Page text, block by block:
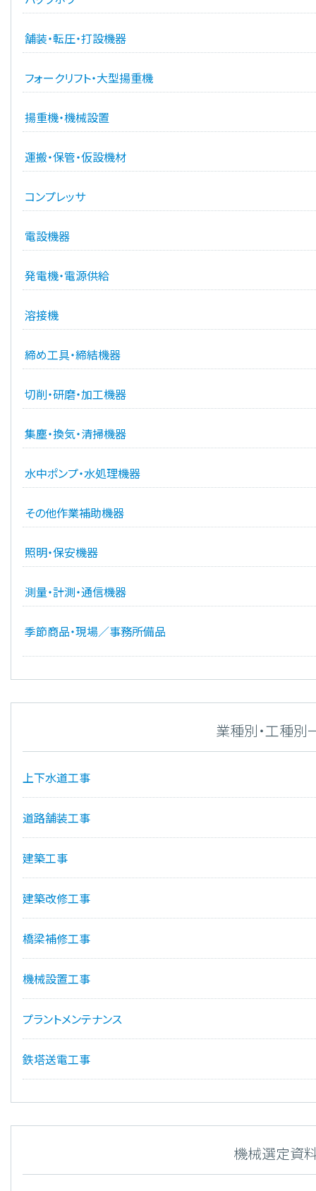
舗装・転圧・打設機器
フォークリフト・大型揚重機
揚重機・機械設置
運搬・保管・仮設機材
コンプレッサ
電設機器
発電機・電源供給
溶接機
締め工具・締結機器
切削・研磨・加工機器
集塵・換気・清掃機器
水中ポンプ・水処理機器
その他作業補助機器
照明・保安機器
測量・計測・通信機器
季節商品・現場／事務所備品
業種別・工種別
上下水道工事
道路舗装工事
建築工事
建築改修工事
橋梁補修工事
機械設置工事
プラントメンテナンス
鉄塔送電工事
機械選定資